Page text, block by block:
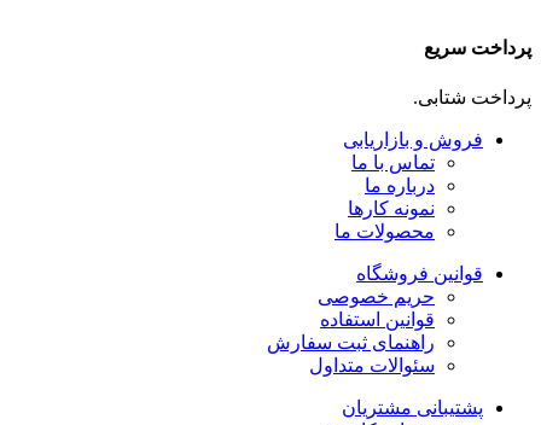
پرداخت سریع
پرداخت شتابی.
فروش و بازاریابی
تماس با ما
درباره ما
نمونه کارها
محصولات ما
قوانین فروشگاه
حریم خصوصی
قوانین استفاده
راهنمای ثبت سفارش
سئوالات متداول
پشتیبانی مشتریان